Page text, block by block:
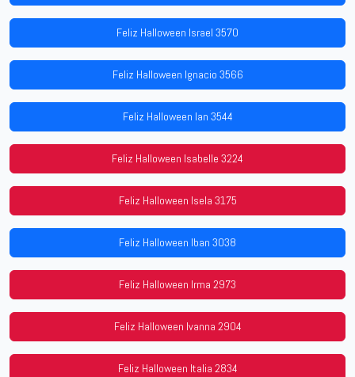
Feliz Halloween Israel 3570
Feliz Halloween Ignacio 3566
Feliz Halloween Ian 3544
Feliz Halloween Isabelle 3224
Feliz Halloween Isela 3175
Feliz Halloween Iban 3038
Feliz Halloween Irma 2973
Feliz Halloween Ivanna 2904
Feliz Halloween Italia 2834